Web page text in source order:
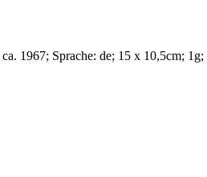
ca. 1967; Sprache: de; 15 x 10,5cm; 1g;